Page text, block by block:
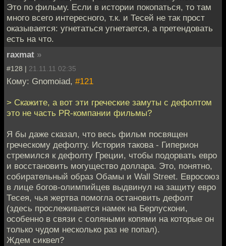
Это по фильму. Если в истории покопаться, то там
много всего интересного, т.к. и Тесей не так прост
оказывается: угнетаться угнетается, а претендовать
есть на что.
raxmat »
#128 | 21.11.11 02:35
Кому: Gnomoiad, #121
> Скажите, а вот эти греческие замуты с дефолтом
это не часть PR-компании фильмы?
Я бы даже сказал, что весь фильм посвящен
греческому дефолту. История такова - Гиперион
стремился к дефолту Греции, чтобы подорвать евро
и восстановить могущество доллара. Это, понятно,
собирательный образ Обамы и Wall Street. Евросоюз
в лице богов-олимпийцев выдвинул на защиту евро
Тесея, чья жертва помогла остановить дефолт
(здесь прослеживается намек на Берлускони,
особенно в связи с соляными копями на которые он
только чудом несколько раз не попал).
Ждем сиквел?